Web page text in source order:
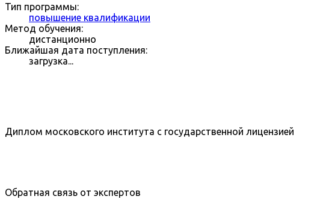
Тип программы:
повышение квалификации
Метод обучения:
дистанционно
Ближайшая дата поступления:
загрузка...
Диплом московского института с государственной лицензией
Обратная связь от экспертов